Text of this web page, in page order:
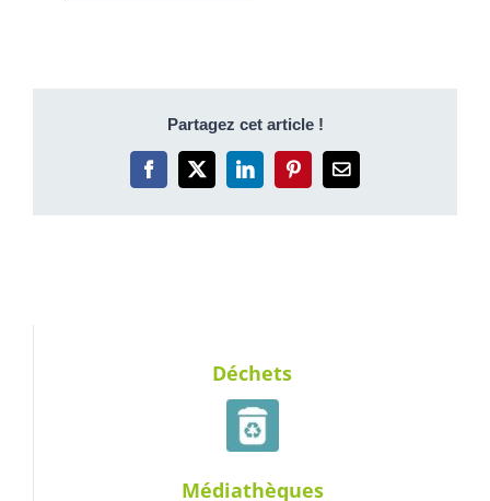
Partagez cet article !
Facebook
X LinkedInPinterestEmail
Déchets
Médiathèques